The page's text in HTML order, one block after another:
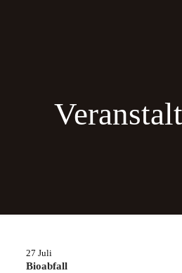
27 Juli
Bioabfall